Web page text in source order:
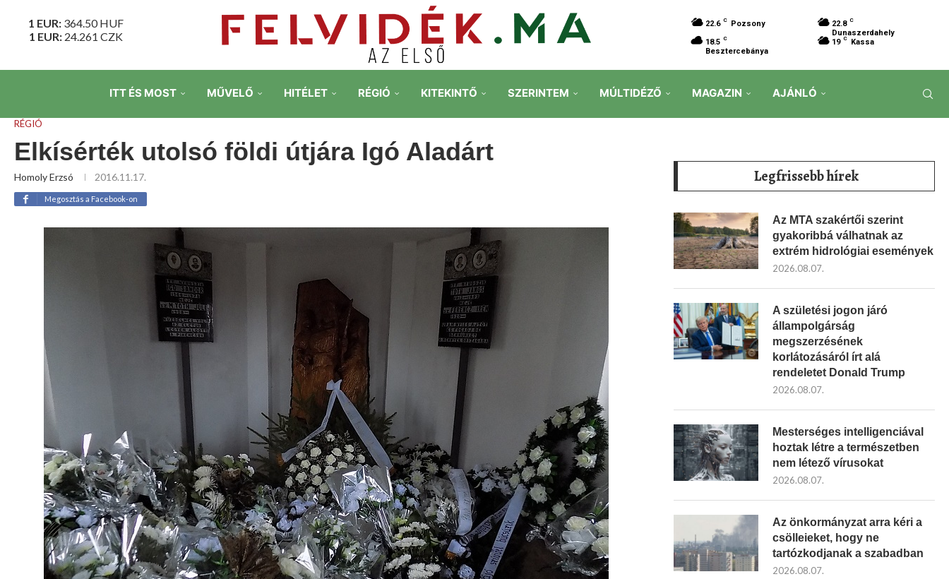
1 EUR: 364.50HUF
1 EUR: 24.261 CZK
22.6 C Pozsony 22.8 C
Dunaszerdahely
18.5 C
Besztercebánya
19 C Kassa
ITT ÉS MOST MŰVELŐ HITÉLET RÉGIÓ KITEKINTŐ SZERINTEM MÚLTIDÉZŐ MAGAZIN AJÁNLÓ
RÉGIÓ
Elkísérték utolsó földi útjára Igó Aladárt
Homoly Erzsó 2016.11.17.
Megosztás a Facebook-on
Legfrissebb hírek
Az MTA szakértői szerint
gyakoribbá válhatnak az
extrém hidrológiai események
2026.08.07.
A születési jogon járó
állampolgárság
megszerzésének
korlátozásáról írt alá
rendeletet Donald Trump
2026.08.07.
Mesterséges intelligenciával
hoztak létre a természetben
nem létező vírusokat
2026.08.07.
Az önkormányzat arra kéri a
csölleieket, hogy ne
tartózkodjanak a szabadban
2026.08.07.